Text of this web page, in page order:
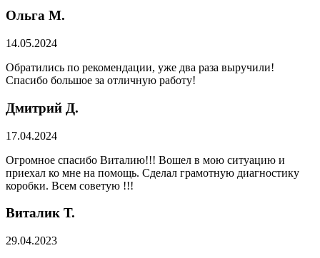
Ольга М.
14.05.2024
Обратились по рекомендации, уже два раза выручили!
Спасибо большое за отличную работу!
Дмитрий Д.
17.04.2024
Огромное спасибо Виталию!!! Вошел в мою ситуацию и
приехал ко мне на помощь. Сделал грамотную диагностику
коробки. Всем советую !!!
Виталик Т.
29.04.2023